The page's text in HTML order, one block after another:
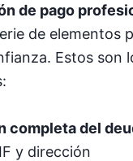
de pago
de elementos
Estos son
completa del
y dirección